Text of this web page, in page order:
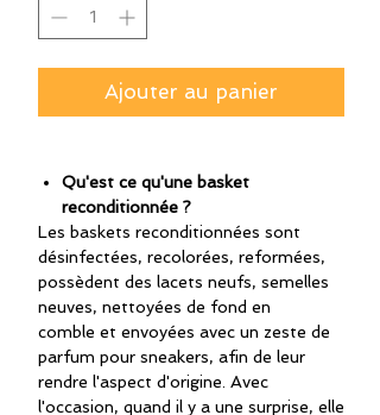
Ajouter au panier
Qu'est ce qu'une basket
reconditionnée ?
Les baskets reconditionnées sont
désinfectées, recolorées, reformées,
possèdent des lacets neufs, semelles
neuves, nettoyées de fond en
comble et envoyées avec un zeste de
parfum pour sneakers, afin de leur
rendre l'aspect d'origine. Avec
l'occasion, quand il y a une surprise, elle